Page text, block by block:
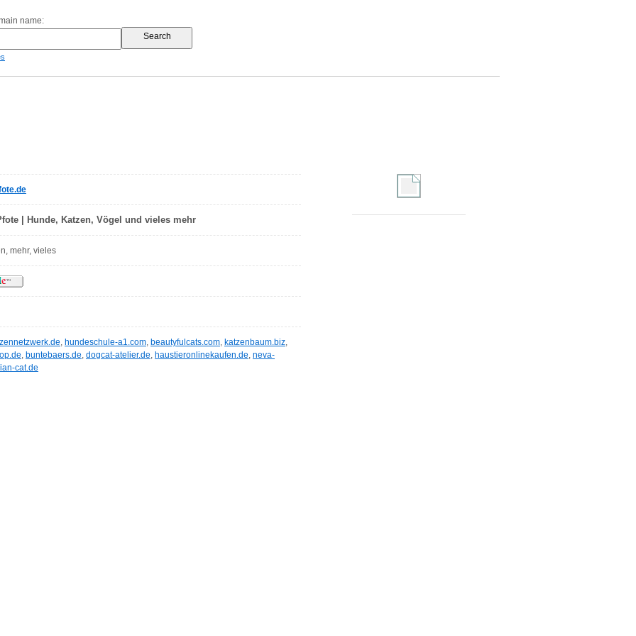
name:
| Hunde, Katzen, Vögel und vieles mehr
mehr, vieles
, hundeschule-a1.com, beautyfulcats.com, katzenbaum.biz,
, buntebaers.de, dogcat-atelier.de, haustieronlinekaufen.de, neva-
cat.de